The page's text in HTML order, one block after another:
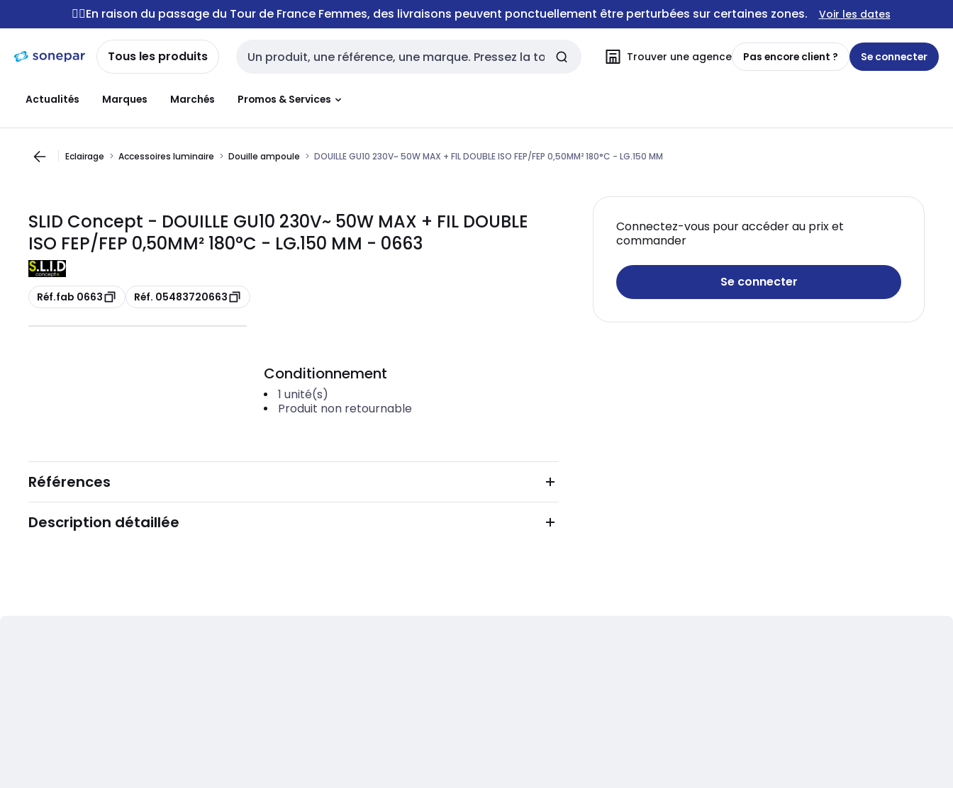
navigation
Passer
au
contenu
🚴‍♂️En raison du passage du Tour de France Femmes, des livraisons peuvent ponctuellement être perturbées sur certaines zones. Voir les dates
Tous les produits Entrée de recherche Trouver une agence Pas encore client ? Se connecter
Actualités Marques Marchés Promos & Services
Eclairage Accessoires luminaire Douille ampoule DOUILLE GU10 230V~ 50W MAX + FIL DOUBLE ISO FEP/FEP 0,50MM² 180°C - LG.150 MM
SLID Concept - DOUILLE GU10 230V~ 50W MAX + FIL DOUBLE
ISO FEP/FEP 0,50MM² 180°C - LG.150 MM - 0663
Copie
Réf.fab 0663 Copie
Réf. 05483720663
Connectez-vous pour accéder au prix et
commander
Se connecter
Conditionnement
1 unité(s)
Produit non retournable
Références
Description détaillée